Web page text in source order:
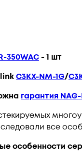
350WAC - 1 шт
C3KX-NM-1G/
гарантия
все
особенности